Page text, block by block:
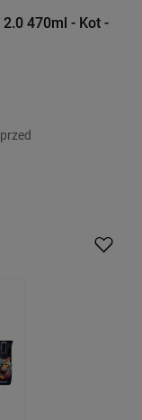
470ml - Kot -